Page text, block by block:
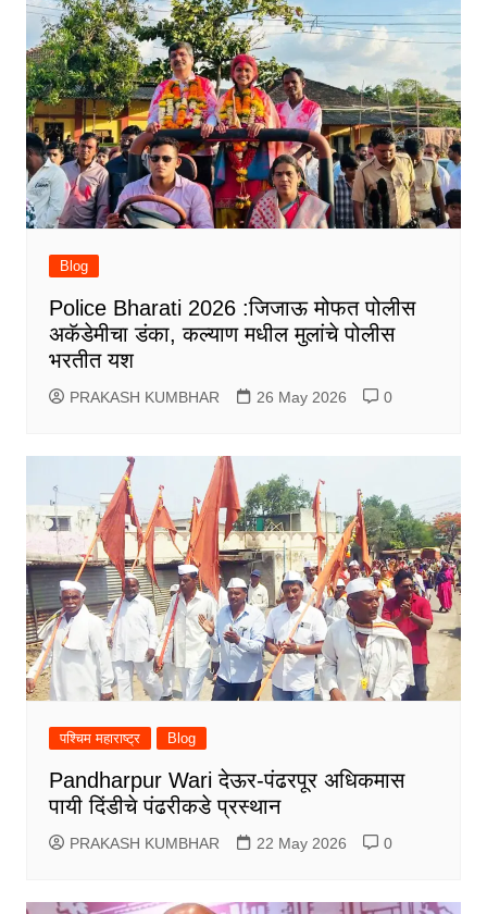
Blog
Police Bharati 2026 :जिजाऊ मोफत पोलीस
अकॅडेमीचा डंका, कल्याण मधील मुलांचे पोलीस
भरतीत यश
PRAKASH KUMBHAR 26 May 2026 0
पश्चिम महाराष्ट्र Blog
Pandharpur Wari देऊर-पंढरपूर अधिकमास
पायी दिंडीचे पंढरीकडे प्रस्थान
PRAKASH KUMBHAR 22 May 2026 0